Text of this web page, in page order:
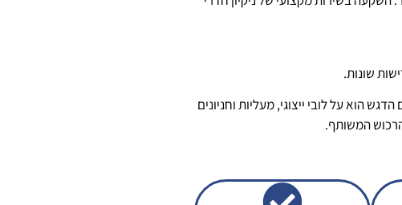
שונות.
הוא על לובי ייצוגי, מעליות וחניונים
המשותף.